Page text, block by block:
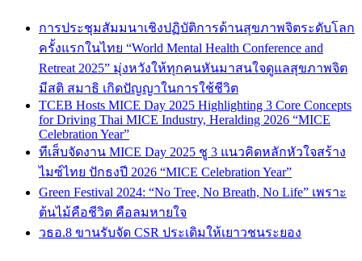
การประชุมสัมมนาเชิงปฏิบัติการด้านสุขภาพจิตระดับโลก
ครั้งแรกในไทย “World Mental Health Conference and
Retreat 2025” มุ่งหวังให้ทุกคนหันมาสนใจดูแลสุขภาพจิต
มีสติ สมาธิ เกิดปัญญาในการใช้ชีวิต
TCEB Hosts MICE Day 2025 Highlighting 3 Core Concepts
for Driving Thai MICE Industry, Heralding 2026 “MICE
Celebration Year”
ทีเส็บจัดงาน MICE Day 2025 ชู 3 แนวคิดหลักหัวใจสร้าง
ไมซ์ไทย ปักธงปี 2026 “MICE Celebration Year”
Green Festival 2024: “No Tree, No Breath, No Life” เพราะ
ต้นไม้คือชีวิต คือลมหายใจ
วธอ.8 ขานรับจัด CSR ประเดิมให้เยาวชนระยอง